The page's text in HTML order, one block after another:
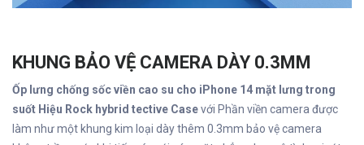
KHUNG BẢO VỆ CAMERA DÀY 0.3MM
Ốp lưng chống sốc viền cao su cho iPhone 14 mặt lưng trong
suốt Hiệu Rock hybrid tective Casevới Phần viền camera được
làm như một khung kim loại dày thêm 0.3mm bảo vệ camera